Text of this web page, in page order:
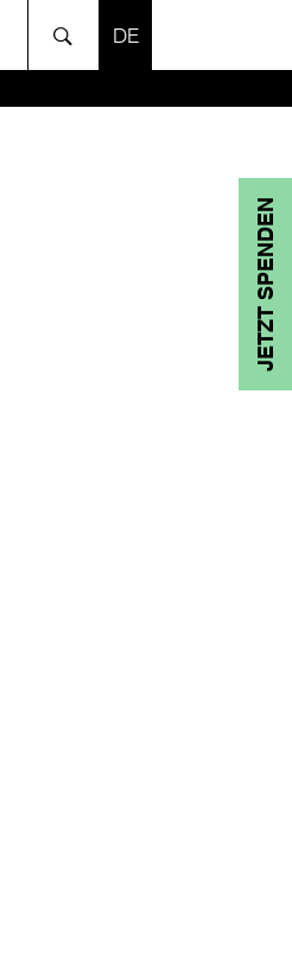
SPRACHE
JETZT SPENDEN